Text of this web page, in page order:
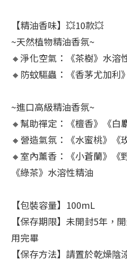
【精油香味】💥10款💥
~天然植物精油香氛~
🔸淨化空氣：《茶樹》水溶
🔸防蚊驅蟲：《香茅尤加利
~進口高級精油香氛~
🔸幫助禪定：《檀香》《白
🔸營造氣氛：《水蜜桃》《
🔸室內薰香：《小蒼蘭》《
《綠茶》水溶性精油
【包裝容量】100mL
【保存期限】未開封5年，
用完畢
【保存方法】請置於乾燥